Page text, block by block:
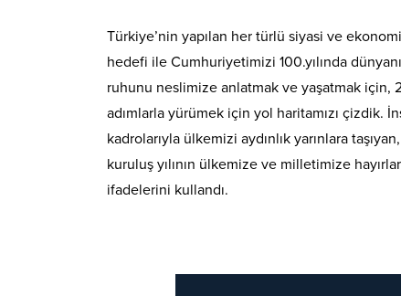
Türkiye’nin yapılan her türlü siyasi ve
hedefi ile Cumhuriyetimizi 100.yılında
ruhunu neslimize anlatmak ve yaşatmak
adımlarla yürümek için yol haritamızı çizdik.
kadrolarıyla ülkemizi aydınlık yarınlara
kuruluş yılının ülkemize ve milletimize
ifadelerini kullandı.